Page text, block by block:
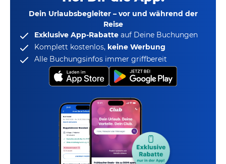
Dein Urlaubsbegleiter – vor und während der
Reise
Exklusive App-Rabatte auf Deine Buchungen
Komplett kostenlos, keine Werbung
Alle Buchungsinfos immer griffbereit